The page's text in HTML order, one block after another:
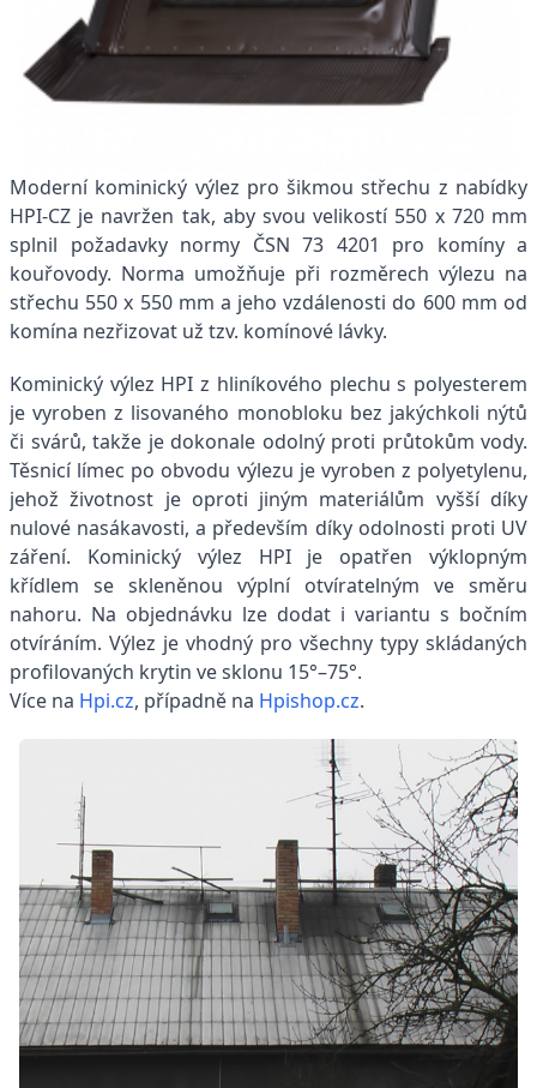
Moderní kominický výlez pro šikmou střechu z nabídky
HPI-CZ je navržen tak, aby svou velikostí 550 x 720 mm
splnil požadavky normy ČSN 73 4201 pro komíny a
kouřovody. Norma umožňuje při rozměrech výlezu na
střechu 550 x 550 mm a jeho vzdálenosti do 600 mm od
komína nezřizovat už tzv. komínové lávky.
Kominický výlez HPI z hliníkového plechu s polyesterem
je vyroben z lisovaného monobloku bez jakýchkoli nýtů
či svárů, takže je dokonale odolný proti průtokům vody.
Těsnicí límec po obvodu výlezu je vyroben z polyetylenu,
jehož životnost je oproti jiným materiálům vyšší díky
nulové nasákavosti, a především díky odolnosti proti UV
záření. Kominický výlez HPI je opatřen výklopným
křídlem se skleněnou výplní otvíratelným ve směru
nahoru. Na objednávku lze dodat i variantu s bočním
otvíráním. Výlez je vhodný pro všechny typy skládaných
profilovaných krytin ve sklonu 15°–75°.
Více na Hpi.cz, případně na Hpishop.cz.